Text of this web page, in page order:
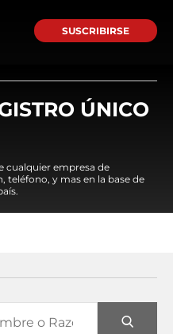
SUSCRIBIRSE
ÚNICO
cualquier empresa de
teléfono, y mas en la base de